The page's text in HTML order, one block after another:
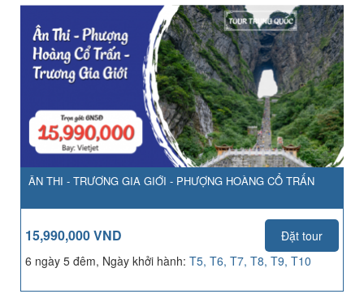
ÂN THI - TRƯƠNG GIA GIỚI - PHƯỢNG HOÀNG CỔ TRẤN
15,990,000 VND
Đặt tour
6 ngày 5 đêm, Ngày khởi hành: T5, T6, T7, T8, T9, T10